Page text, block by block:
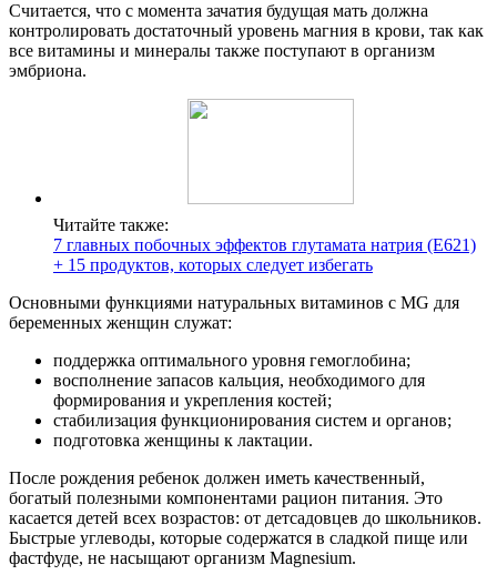
Считается, что с момента зачатия будущая мать должна
контролировать достаточный уровень магния в крови, так как
все витамины и минералы также поступают в организм
эмбриона.
Читайте также:
7 главных побочных эффектов глутамата натрия (E621)
+ 15 продуктов, которых следует избегать
Основными функциями натуральных витаминов с MG для
беременных женщин служат:
поддержка оптимального уровня гемоглобина;
восполнение запасов кальция, необходимого для
формирования и укрепления костей;
стабилизация функционирования систем и органов;
подготовка женщины к лактации.
После рождения ребенок должен иметь качественный,
богатый полезными компонентами рацион питания. Это
касается детей всех возрастов: от детсадовцев до школьников.
Быстрые углеводы, которые содержатся в сладкой пище или
фастфуде, не насыщают организм Magnesium.